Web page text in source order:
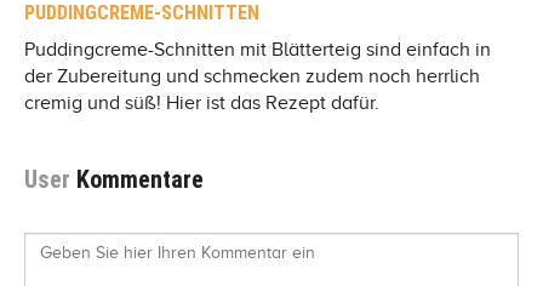
PUDDINGCREME-SCHNITTEN
Puddingcreme-Schnitten mit Blätterteig sind einfach in
der Zubereitung und schmecken zudem noch herrlich
cremig und süß! Hier ist das Rezept dafür.
User Kommentare